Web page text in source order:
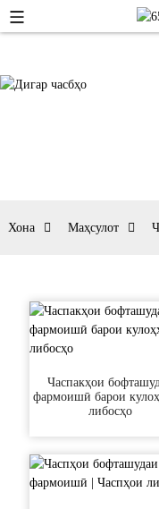
Хона Маҳсулот
Часпакҳои
фармоишӣ барои
либосҳо